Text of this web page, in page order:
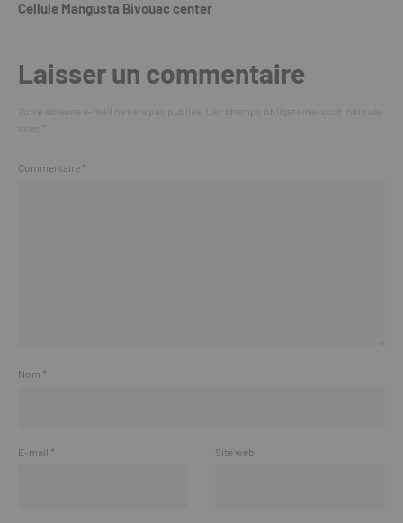
Cellule Mangusta Bivouac center
Laisser un commentaire
Commentaire *
Nom *
E-mail * Site web